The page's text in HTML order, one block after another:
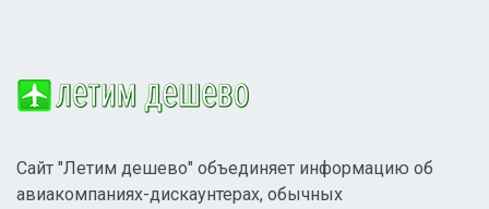
Сайт "Летим дешево" объединяет информацию об
авиакомпаниях-дискаунтерах, обычных